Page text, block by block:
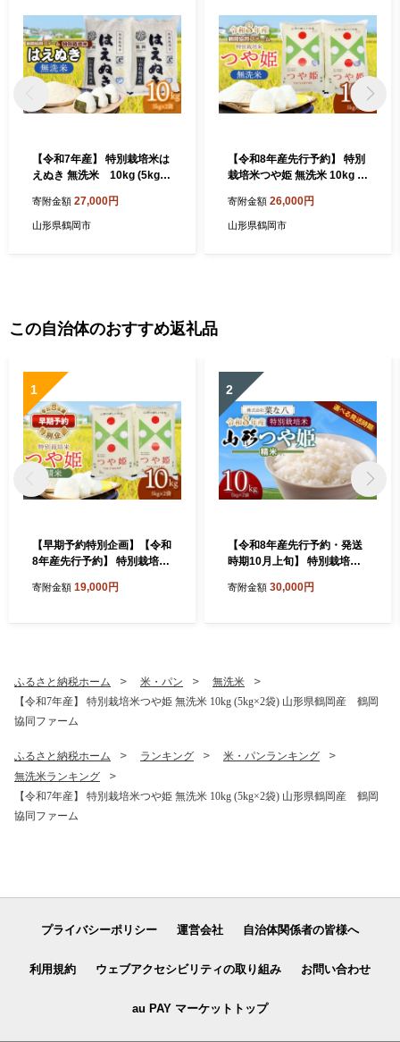
【令和7年産】 特別栽培米は
えぬき 無洗米 10kg (5kg×2
同ファーム
寄附金額 27,000円
山形県鶴岡市
【令和8年産先行予約】 特別
栽培米つや姫 無洗米 10kg (5
協同ファーム
寄附金額 26,000円
山形県鶴岡市
この自治体のおすすめ返礼品
1
【早期予約特別企画】【令和
8年産先行予約】 特別栽培米
山形県鶴岡産 鶴岡協同ファ
寄附金額 19,000円
2
【令和8年産先行予約・発送
時期10月上旬】 特別栽培米
2) 山形県鶴岡市産 株式会
寄附金額 30,000円
ふるさと納税ホーム 米・パン
無洗米
【令和7年産】 特別栽培米つや姫 無洗米 10kg (5kg×2袋) 山形県鶴岡産 鶴岡
協同ファーム
ふるさと納税ホーム ランキング
米・パンランキング
無洗米ランキング
【令和7年産】 特別栽培米つや姫 無洗米 10kg (5kg×2袋) 山形県鶴岡産 鶴岡
協同ファーム
プライバシーポリシー 運営会社 自治体関係者の皆様へ
利用規約 ウェブアクセシビリティの取り組み お問い合わせ
au PAY マーケットトップ